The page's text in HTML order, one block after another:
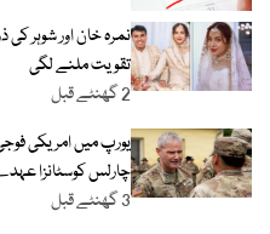
نمرہ خان اور شوہر
تقویت ملنے لگی
2 گھنٹے قبل
یورپ میں امریکی
چارلس کوسٹانزا
3 گھنٹے قبل